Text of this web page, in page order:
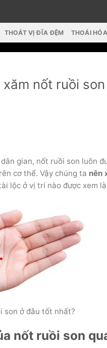
THOÁT VỊ ĐĨA ĐỆM THOÁI
xăm nốt ruồi
gian, nốt ruồi son luôn
cơ thể. Vậy chúng ta nên
lộc ở vị trí nào được xem
son ở đâu tốt nhất?
nốt ruồi son